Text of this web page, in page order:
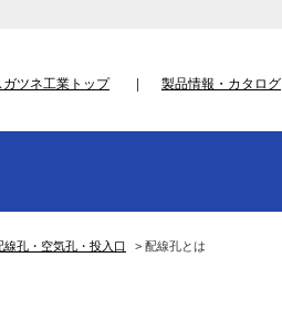
ガツネ工業トップ 製品情報・カタログ
線孔・空気孔・投入口 > 配線孔とは